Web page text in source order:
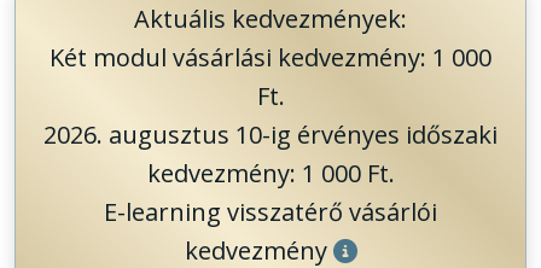
Aktuális kedvezmények:
Két modul vásárlási kedvezmény: 1 000
Ft.
2026. augusztus 10-ig érvényes időszaki
kedvezmény: 1 000 Ft.
E-learning visszatérő vásárlói
kedvezmény